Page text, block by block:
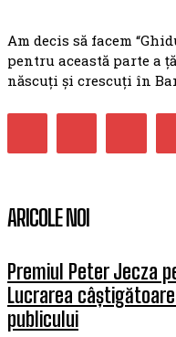
Am decis să facem
pentru această parte a
născuți și crescuți în
ARICOLE NOI
Premiul Peter Jecza
Lucrarea
publicului